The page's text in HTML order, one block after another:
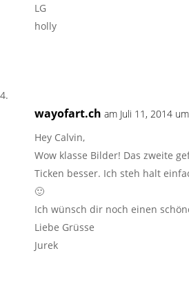
LG
holly
wayofart.ch am Juli 11, 2014
Hey Calvin,
Wow klasse Bilder! Das zweite
Ticken besser. Ich steh halt
🙂
Ich wünsch dir noch einen
Liebe Grüsse
Jurek